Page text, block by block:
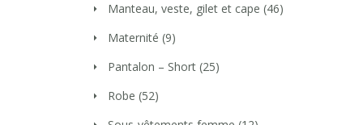
Manteau, veste, gilet et cape (46)
Maternité (9)
Pantalon – Short (25)
Robe (52)